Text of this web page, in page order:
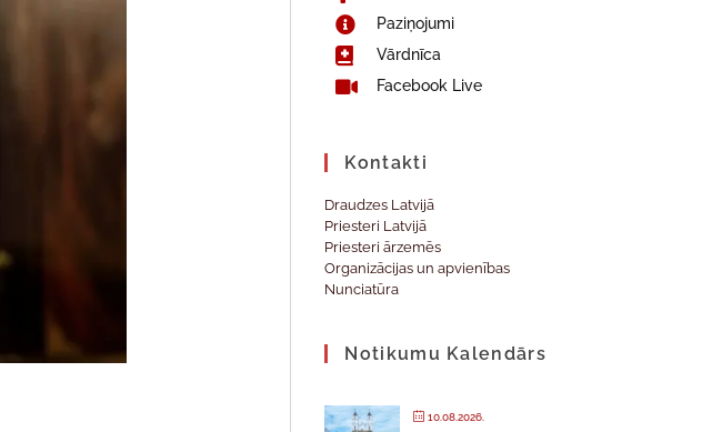
Paziņojumi
Vārdnīca
Facebook Live
Kontakti
Draudzes Latvijā
Priesteri Latvijā
Priesteri ārzemēs
Organizācijas un apvienības
Nunciatūra
Notikumu Kalendārs
10.08.2026.